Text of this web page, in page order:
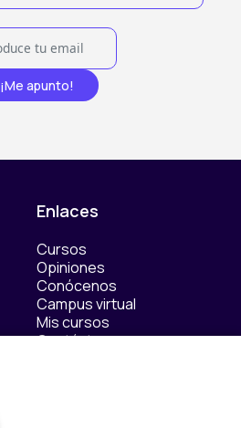
¡Me apunto!
Enlaces
Cursos
Opiniones
Conócenos
Campus virtual
Mis cursos
Contáctanos​